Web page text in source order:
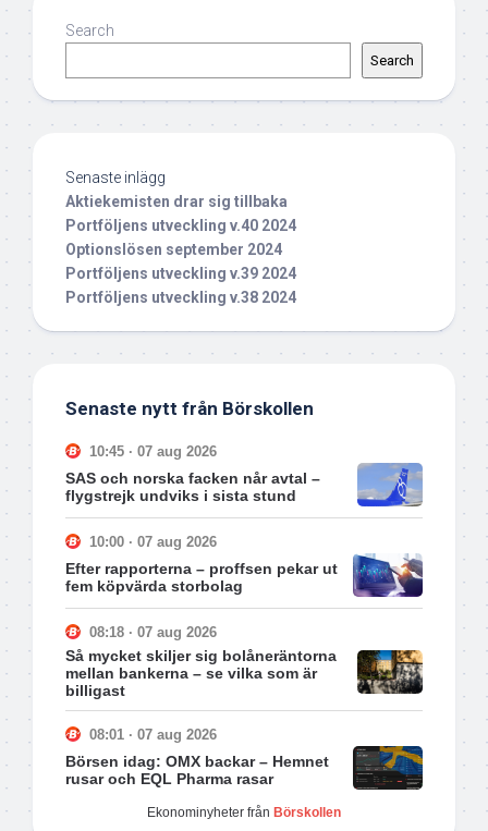
Search
Search
Senaste inlägg
Aktiekemisten drar sig tillbaka
Portföljens utveckling v.40 2024
Optionslösen september 2024
Portföljens utveckling v.39 2024
Portföljens utveckling v.38 2024
Senaste nytt från Börskollen
10:45 · 07 aug 2026
SAS och norska facken når avtal –
flygstrejk undviks i sista stund
10:00 · 07 aug 2026
Efter rapporterna – proffsen pekar ut
fem köpvärda storbolag
08:18 · 07 aug 2026
Så mycket skiljer sig bolåneräntorna
mellan bankerna – se vilka som är
billigast
08:01 · 07 aug 2026
Börsen idag: OMX backar – Hemnet
rusar och EQL Pharma rasar
Ekonominyheter från Börskollen